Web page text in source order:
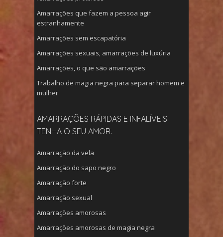
Amarrações que fazem a pessoa agir
estranhamente
Amarrações sem escapatória
Amarrações sexuais, amarrações de luxúria
Amarrações, o que são amarrações
Trabalho de magia negra para separar homem e
mulher
AMARRAÇÕES RÁPIDAS E INFALÍVEIS.
TENHA O SEU AMOR.
Amarração da vela
Amarração do sapo negro
Amarração forte
Amarração sexual
Amarrações amorosas
Amarrações amorosas de magia negra